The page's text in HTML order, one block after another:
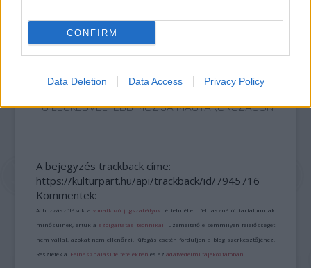
CONFIRM
Data Deletion Data Access Privacy Policy
10 LEGKEDVELTEBB MOZIJA MAGYARORSZÁGON
A bejegyzés trackback címe:
https://kulturpart.hu/api/trackback/id/7945716
Kommentek:
A hozzászólások avonatkozó jogszabályok értelmében felhasználói tartalomnak
minősülnek, értük a szolgáltatás technikai üzemeltetője semmilyen felelősséget
nem vállal, azokat nem ellenőrzi. Kifogás esetén forduljon a blog szerkesztőjéhez.
Részletek a Felhasználási feltételekben és azadatvédelmi tájékoztatóban